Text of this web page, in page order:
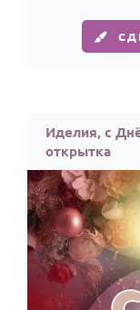
Иделия, с
открытка